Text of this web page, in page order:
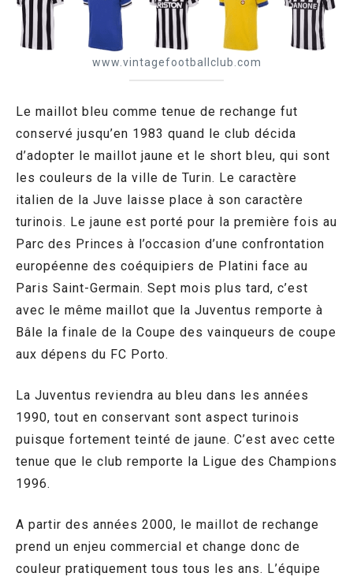
www.vintagefootballclub.com
Le maillot bleu comme tenue de rechange fut
conservé jusqu’en 1983 quand le club décida
d’adopter le maillot jaune et le short bleu, qui sont
les couleurs de la ville de Turin. Le caractère
italien de la Juve laisse place à son caractère
turinois. Le jaune est porté pour la première fois au
Parc des Princes à l’occasion d’une confrontation
européenne des coéquipiers de Platini face au
Paris Saint-Germain. Sept mois plus tard, c’est
avec le même maillot que la Juventus remporte à
Bâle la finale de la Coupe des vainqueurs de coupe
aux dépens du FC Porto.
La Juventus reviendra au bleu dans les années
1990, tout en conservant sont aspect turinois
puisque fortement teinté de jaune. C’est avec cette
tenue que le club remporte la Ligue des Champions
1996.
A partir des années 2000, le maillot de rechange
prend un enjeu commercial et change donc de
couleur pratiquement tous tous les ans. L’équipe